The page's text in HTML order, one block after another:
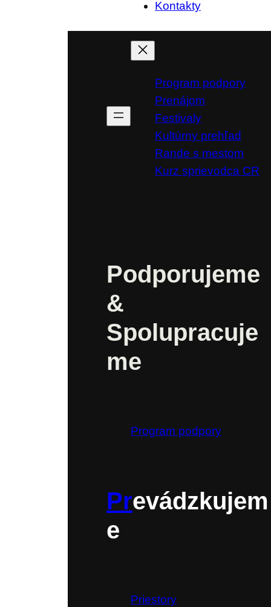
Kontakty
Program podpory
Prenájom
Festivaly
Kultúrny prehľad
Rande s mestom
Kurz sprievodca CR
Podporujeme
&
Spolupracuje
me
Program podpory
Prevádzkujem
e
Priestory